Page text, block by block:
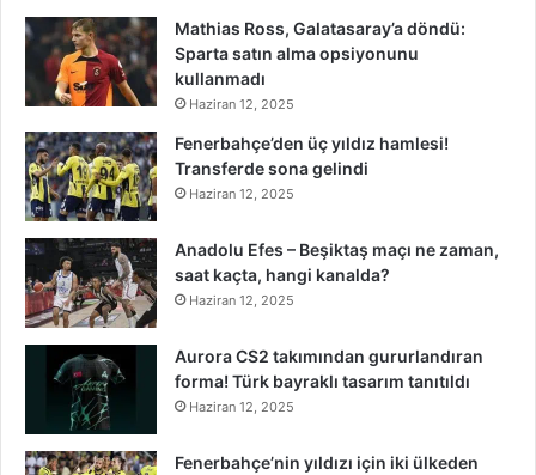
Mathias Ross, Galatasaray’a döndü:
Sparta satın alma opsiyonunu
kullanmadı
Haziran 12, 2025
Fenerbahçe’den üç yıldız hamlesi!
Transferde sona gelindi
Haziran 12, 2025
Anadolu Efes – Beşiktaş maçı ne zaman,
saat kaçta, hangi kanalda?
Haziran 12, 2025
Aurora CS2 takımından gururlandıran
forma! Türk bayraklı tasarım tanıtıldı
Haziran 12, 2025
Fenerbahçe’nin yıldızı için iki ülkeden